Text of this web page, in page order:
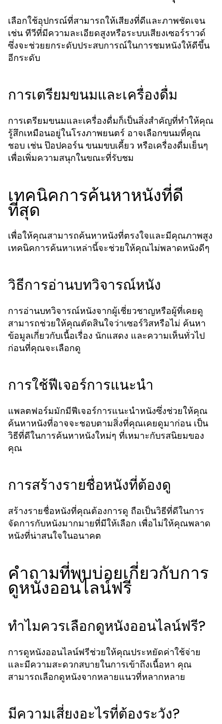
เลือกใช้อุปกรณ์ที่สามารถให้เสียงที่ดีและภาพชัดเจน
เช่น ทีวีที่มีความละเอียดสูงหรือระบบเสียงเซอร์ราวด์
ซึ่งจะช่วยยกระดับประสบการณ์ในการชมหนังให้ดีขึ้น
อีกระดับ
การเตรียมขนมและเครื่องดื่ม
การเตรียมขนมและเครื่องดื่มก็เป็นสิ่งสำคัญที่ทำให้คุณ
รู้สึกเหมือนอยู่ในโรงภาพยนตร์ อาจเลือกขนมที่คุณ
ชอบ เช่น ป๊อปคอร์น ขนมขบเคี้ยว หรือเครื่องดื่มเย็นๆ
เพื่อเพิ่มความสนุกในขณะที่รับชม
เทคนิคการค้นหาหนังที่ดี
ที่สุด
เพื่อให้คุณสามารถค้นหาหนังที่ตรงใจและมีคุณภาพสูง
เทคนิคการค้นหาเหล่านี้จะช่วยให้คุณไม่พลาดหนังดีๆ
วิธีการอ่านบทวิจารณ์หนัง
การอ่านบทวิจารณ์หนังจากผู้เชี่ยวชาญหรือผู้ที่เคยดู
สามารถช่วยให้คุณตัดสินใจว่าเซอร์วิสหรือไม่ ค้นหา
ข้อมูลเกี่ยวกับเนื้อเรื่อง นักแสดง และความเห็นทั่วไป
ก่อนที่คุณจะเลือกดู
การใช้ฟีเจอร์การแนะนำ
แพลตฟอร์มมักมีฟีเจอร์การแนะนำหนังซึ่งช่วยให้คุณ
ค้นหาหนังที่อาจจะชอบตามสิ่งที่คุณเคยดูมาก่อน เป็น
วิธีที่ดีในการค้นหาหนังใหม่ๆ ที่เหมาะกับรสนิยมของ
คุณ
การสร้างรายชื่อหนังที่ต้องดู
สร้างรายชื่อหนังที่คุณต้องการดู ถือเป็นวิธีที่ดีในการ
จัดการกับหนังมากมายที่มีให้เลือก เพื่อไม่ให้คุณพลาด
หนังที่น่าสนใจในอนาคต
คำถามที่พบบ่อยเกี่ยวกับการ
ดูหนังออนไลน์ฟรี
ทำไมควรเลือกดูหนังออนไลน์ฟรี?
การดูหนังออนไลน์ฟรีช่วยให้คุณประหยัดค่าใช้จ่าย
และมีความสะดวกสบายในการเข้าถึงเนื้อหา คุณ
สามารถเลือกดูหนังจากหลายแนวที่หลากหลาย
มีความเสี่ยงอะไรที่ต้องระวัง?